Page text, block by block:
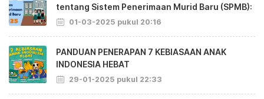
tentang Sistem Penerimaan Murid Baru (SPMB):
01-03-2025 pukul 20:16
PANDUAN PENERAPAN 7 KEBIASAAN ANAK
INDONESIA HEBAT
29-01-2025 pukul 22:33